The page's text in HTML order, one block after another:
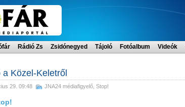
Rádió Zs Zsidónegyed Tájoló Fotóalbum Videók
Közel-Keletről
29. 09:48 JNA24 médiafigyelő Stop!